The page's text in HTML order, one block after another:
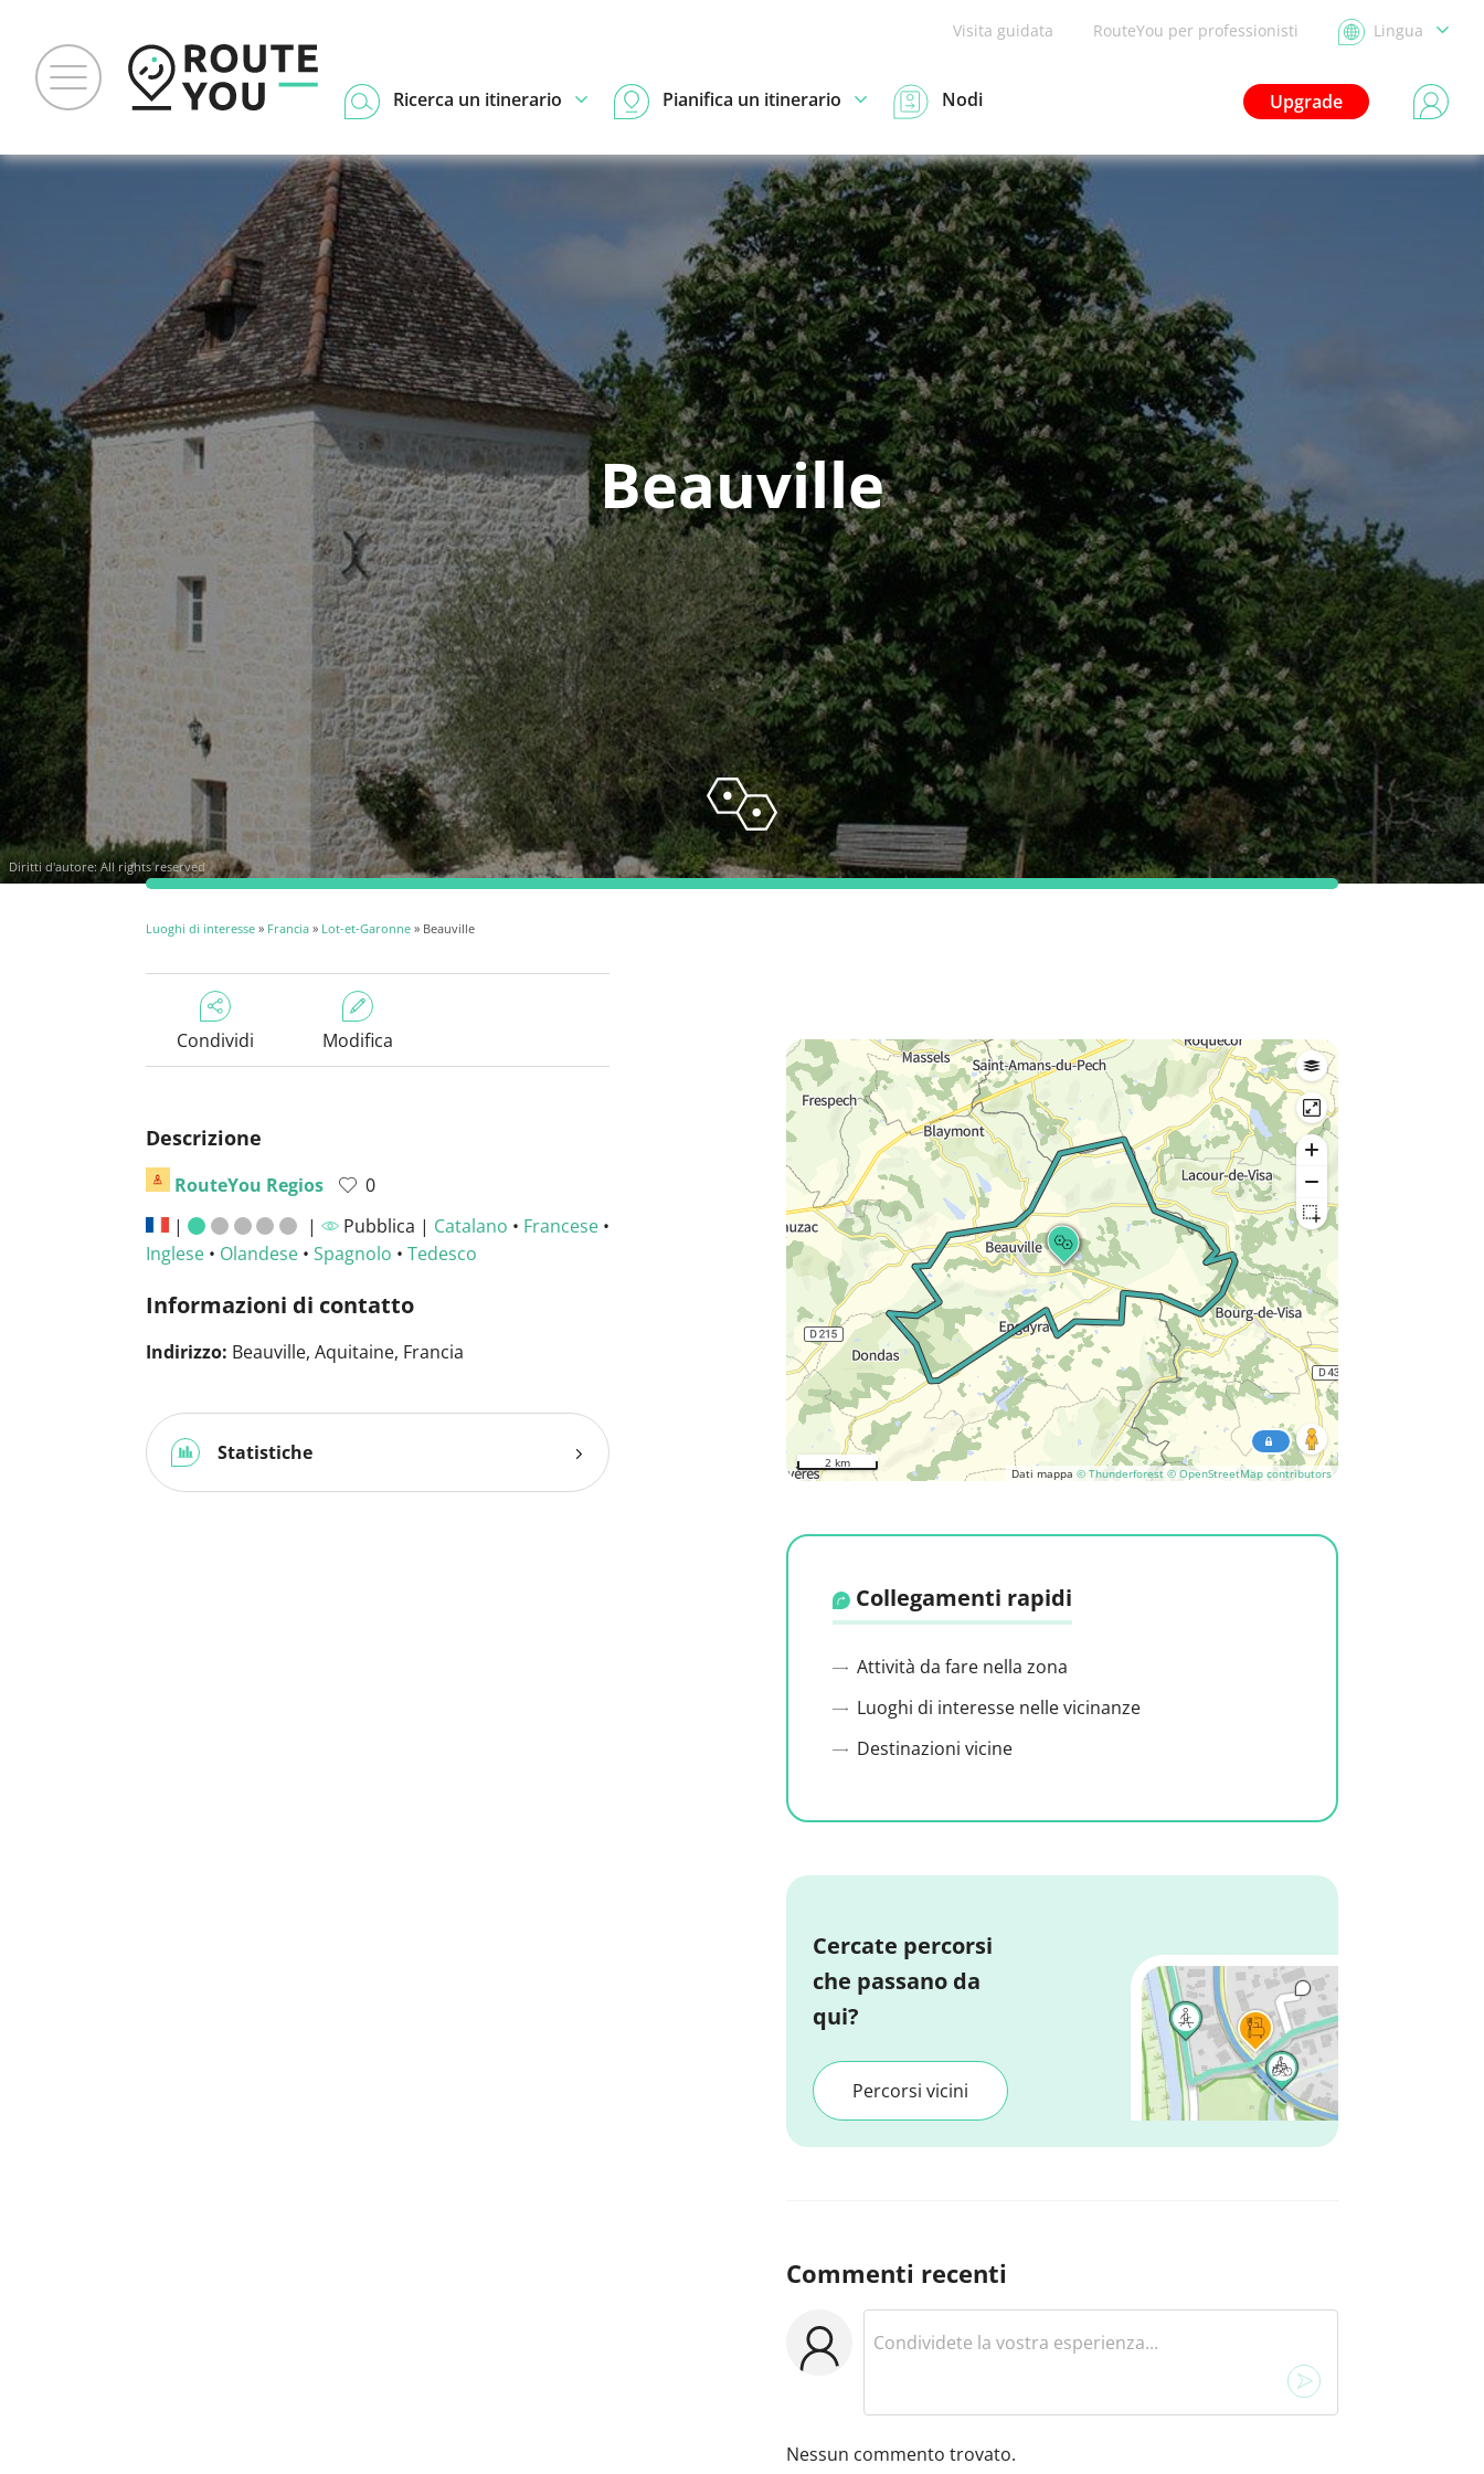
Visita guidata RouteYou per professionisti Lingua
Upgrade
Ricerca un itinerario Pianifica un itinerario Nodi
Beauville
Diritti d'autore: All rights reserved
Luoghi di interesse » Francia » Lot-et-Garonne » Beauville
Condividi Modifica
Descrizione
RouteYou Regios
0
|
| Pubblica | Catalano • Francese•
Inglese • Olandese • Spagnolo • Tedesco
Informazioni di contatto
Indirizzo: Beauville, Aquitaine, Francia
Statistiche
Dati mappa © Thunderforest © OpenStreetMap contributors
2 km
Collegamenti rapidi
Attività da fare nella zona
Luoghi di interesse nelle vicinanze
Destinazioni vicine
Cercate percorsi
che passano da
qui?
Percorsi vicini
Commenti recenti
Nessun commento trovato.